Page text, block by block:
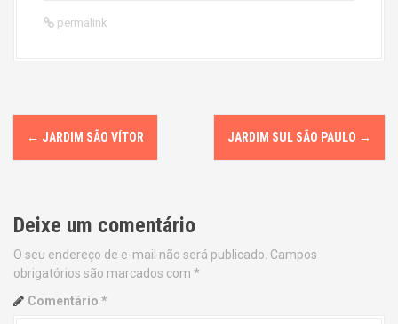
permalink
P
o
t
n
a
← JARDIM SÃO VÍTOR JARDIM SUL SÃO PAULO →
Deixe um comentário
O seu endereço de e-mail não será publicado. Campos
obrigatórios são marcados com *
Comentário *